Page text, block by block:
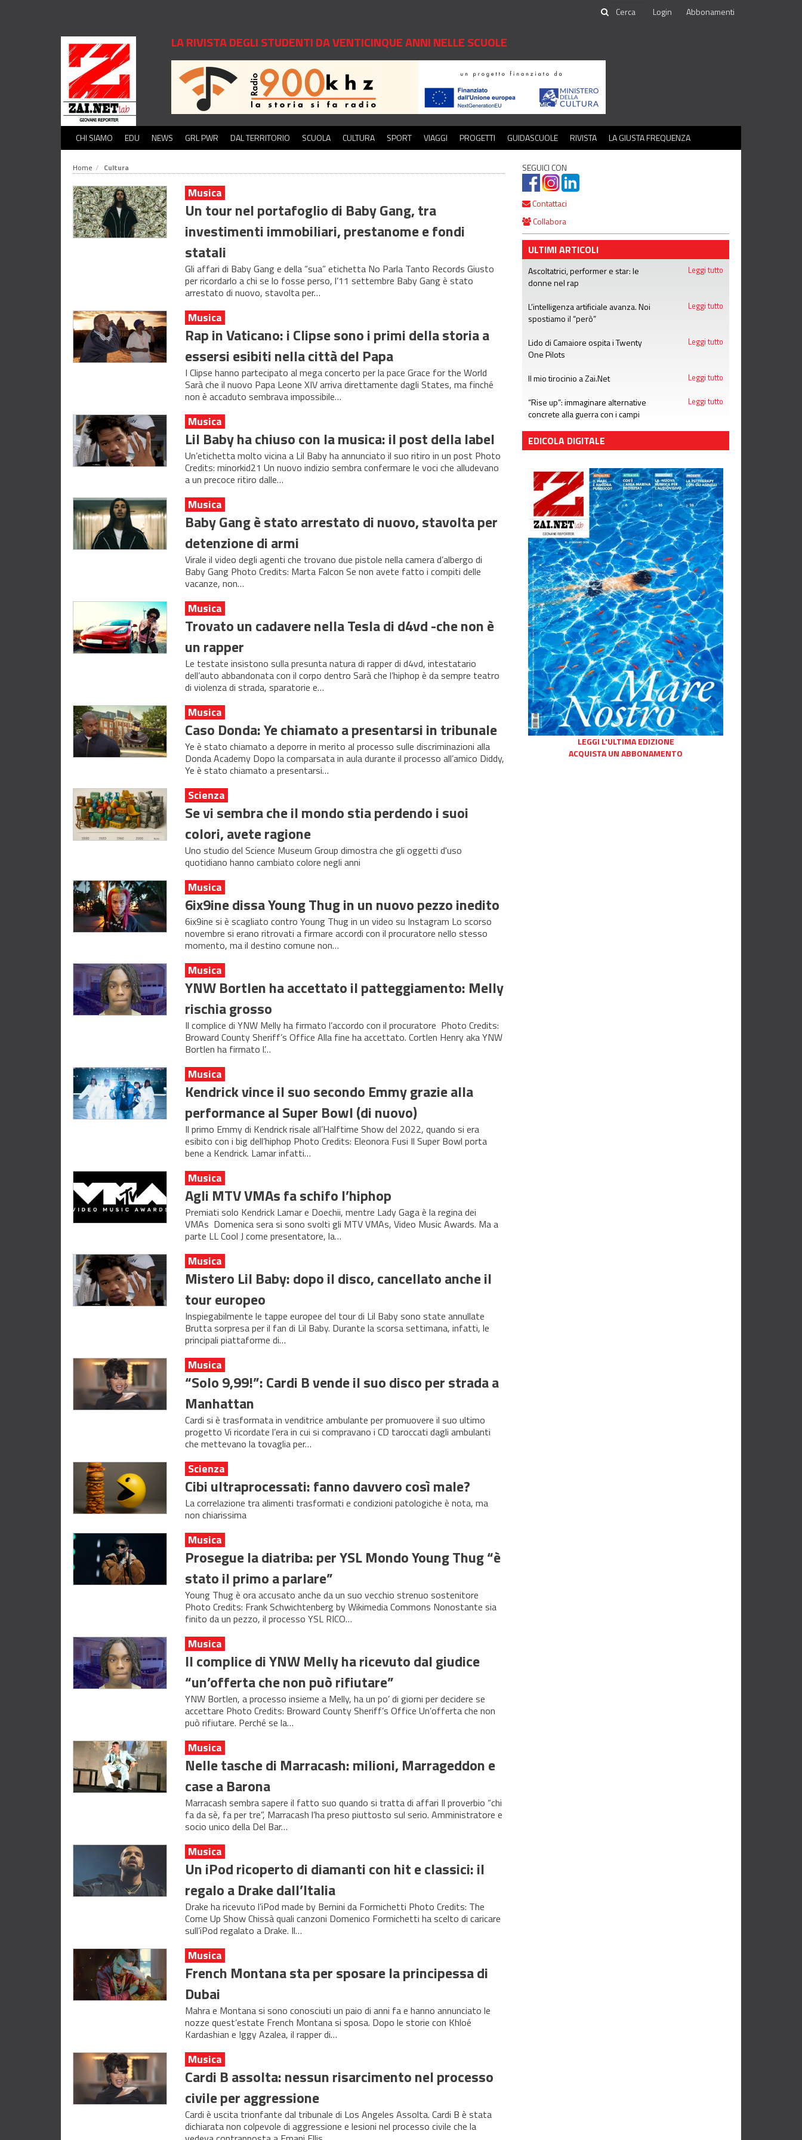
Login Abbonamenti
LA RIVISTA DEGLI STUDENTI DA VENTICINQUE ANNI NELLE SCUOLE
CHI SIAMO EDU NEWS GRL PWR DAL TERRITORIO SCUOLA CULTURA SPORT VIAGGI PROGETTI GUIDASCUOLE RIVISTA LA GIUSTA FREQUENZA
Home Cultura
Musica
Un tour nel portafoglio di Baby Gang, tra
investimenti immobiliari, prestanome e fondi
statali
Gli affari di Baby Gang e della “sua” etichetta No Parla Tanto Records Giusto
per ricordarlo a chi se lo fosse perso, l’11 settembre Baby Gang è stato
arrestato di nuovo, stavolta per…
Musica
Rap in Vaticano: i Clipse sono i primi della storia a
essersi esibiti nella città del Papa
I Clipse hanno partecipato al mega concerto per la pace Grace for the World
Sarà che il nuovo Papa Leone XIV arriva direttamente dagli States, ma finché
non è accaduto sembrava impossibile…
Musica
Lil Baby ha chiuso con la musica: il post della label
Un’etichetta molto vicina a Lil Baby ha annunciato il suo ritiro in un post Photo
Credits: minorkid21 Un nuovo indizio sembra confermare le voci che alludevano
a un precoce ritiro dalle…
Musica
Baby Gang è stato arrestato di nuovo, stavolta per
detenzione di armi
Virale il video degli agenti che trovano due pistole nella camera d’albergo di
Baby Gang Photo Credits: Marta Falcon Se non avete fatto i compiti delle
vacanze, non…
Musica
Trovato un cadavere nella Tesla di d4vd -che non è
un rapper
Le testate insistono sulla presunta natura di rapper di d4vd, intestatario
dell’auto abbandonata con il corpo dentro Sarà che l’hiphop è da sempre teatro
di violenza di strada, sparatorie e…
Musica
Caso Donda: Ye chiamato a presentarsi in tribunale
Ye è stato chiamato a deporre in merito al processo sulle discriminazioni alla
Donda Academy Dopo la comparsata in aula durante il processo all’amico Diddy,
Ye è stato chiamato a presentarsi…
Scienza
Se vi sembra che il mondo stia perdendo i suoi
colori, avete ragione
Uno studio del Science Museum Group dimostra che gli oggetti d'uso
quotidiano hanno cambiato colore negli anni
Musica
6ix9ine dissa Young Thug in un nuovo pezzo inedito
6ix9ine si è scagliato contro Young Thug in un video su Instagram Lo scorso
novembre si erano ritrovati a firmare accordi con il procuratore nello stesso
momento, ma il destino comune non…
Musica
YNW Bortlen ha accettato il patteggiamento: Melly
rischia grosso
Il complice di YNW Melly ha firmato l’accordo con il procuratore Photo Credits:
Broward County Sheriff’s Office Alla fine ha accettato. Cortlen Henry aka YNW
Bortlen ha firmato l’…
Musica
Kendrick vince il suo secondo Emmy grazie alla
performance al Super Bowl (di nuovo)
Il primo Emmy di Kendrick risale all’Halftime Show del 2022, quando si era
esibito con i big dell’hiphop Photo Credits: Eleonora Fusi Il Super Bowl porta
bene a Kendrick. Lamar infatti…
Musica
Agli MTV VMAs fa schifo l’hiphop
Premiati solo Kendrick Lamar e Doechii, mentre Lady Gaga è la regina dei
VMAs Domenica sera si sono svolti gli MTV VMAs, Video Music Awards. Ma a
parte LL Cool J come presentatore, la…
Musica
Mistero Lil Baby: dopo il disco, cancellato anche il
tour europeo
Inspiegabilmente le tappe europee del tour di Lil Baby sono state annullate
Brutta sorpresa per il fan di Lil Baby. Durante la scorsa settimana, infatti, le
principali piattaforme di…
Musica
“Solo 9,99!”: Cardi B vende il suo disco per strada a
Manhattan
Cardi si è trasformata in venditrice ambulante per promuovere il suo ultimo
progetto Vi ricordate l’era in cui si compravano i CD taroccati dagli ambulanti
che mettevano la tovaglia per…
Scienza
Cibi ultraprocessati: fanno davvero così male?
La correlazione tra alimenti trasformati e condizioni patologiche è nota, ma
non chiarissima
Musica
Prosegue la diatriba: per YSL Mondo Young Thug “è
stato il primo a parlare”
Young Thug è ora accusato anche da un suo vecchio strenuo sostenitore
Photo Credits: Frank Schwichtenberg by Wikimedia Commons Nonostante sia
finito da un pezzo, il processo YSL RICO…
Musica
Il complice di YNW Melly ha ricevuto dal giudice
“un’offerta che non può rifiutare”
YNW Bortlen, a processo insieme a Melly, ha un po’ di giorni per decidere se
accettare Photo Credits: Broward County Sheriff’s Office Un’offerta che non
può rifiutare. Perché se la…
Musica
Nelle tasche di Marracash: milioni, Marrageddon e
case a Barona
Marracash sembra sapere il fatto suo quando si tratta di affari Il proverbio “chi
fa da sè, fa per tre”, Marracash l’ha preso piuttosto sul serio. Amministratore e
socio unico della Del Bar…
Musica
Un iPod ricoperto di diamanti con hit e classici: il
regalo a Drake dall’Italia
Drake ha ricevuto l’iPod made by Bernini da Formichetti Photo Credits: The
Come Up Show Chissà quali canzoni Domenico Formichetti ha scelto di caricare
sull’iPod regalato a Drake. Il…
Musica
French Montana sta per sposare la principessa di
Dubai
Mahra e Montana si sono conosciuti un paio di anni fa e hanno annunciato le
nozze quest’estate French Montana si sposa. Dopo le storie con Khloé
Kardashian e Iggy Azalea, il rapper di…
Musica
Cardi B assolta: nessun risarcimento nel processo
civile per aggressione
Cardi è uscita trionfante dal tribunale di Los Angeles Assolta. Cardi B è stata
dichiarata non colpevole di aggressione e lesioni nel processo civile che la
SEGUICI CON
Contattaci
Collabora
ULTIMI ARTICOLI
Ascoltatrici, performer e star: le
donne nel rap
Leggi tutto
L’intelligenza artificiale avanza. Noi
spostiamo il “però”
Leggi tutto
Lido di Camaiore ospita i Twenty
One Pilots
Leggi tutto
Il mio tirocinio a Zai.Net Leggi tutto
“Rise up”: immaginare alternative
concrete alla guerra con i campi
Leggi tutto
EDICOLA DIGITALE
LEGGI L'ULTIMA EDIZIONE
ACQUISTA UN ABBONAMENTO